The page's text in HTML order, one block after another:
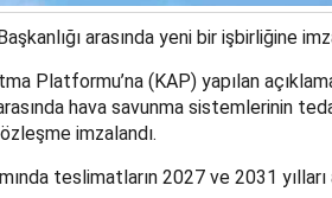
arasında yeni bir işbirliğine
Platformu’na (KAP) yapılan
hava savunma sistemlerinin
imzalandı.
teslimatların 2027 ve 2031 yılları